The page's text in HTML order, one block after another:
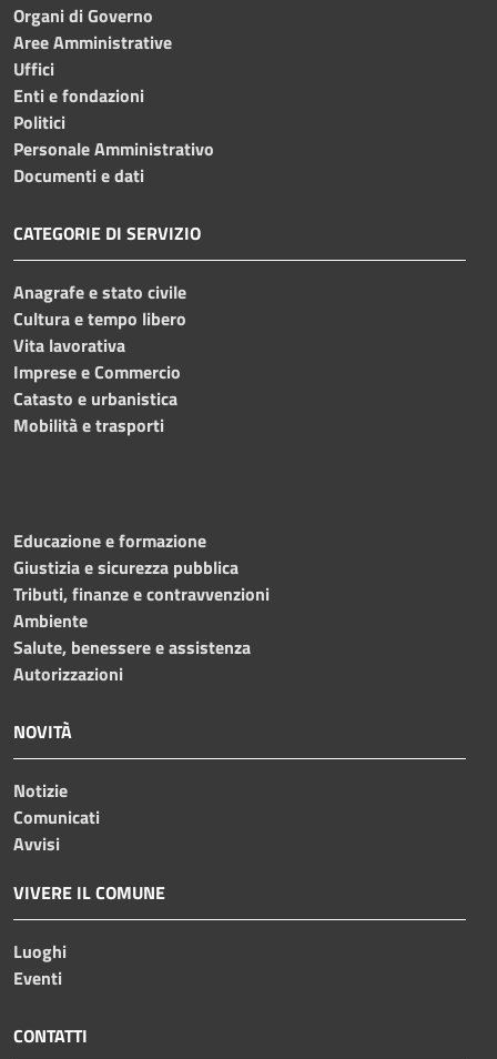
Organi di Governo
Aree Amministrative
Uffici
Enti e fondazioni
Politici
Personale Amministrativo
Documenti e dati
CATEGORIE DI SERVIZIO
Anagrafe e stato civile
Cultura e tempo libero
Vita lavorativa
Imprese e Commercio
Catasto e urbanistica
Mobilità e trasporti
Educazione e formazione
Giustizia e sicurezza pubblica
Tributi, finanze e contravvenzioni
Ambiente
Salute, benessere e assistenza
Autorizzazioni
NOVITÀ
Notizie
Comunicati
Avvisi
VIVERE IL COMUNE
Luoghi
Eventi
CONTATTI